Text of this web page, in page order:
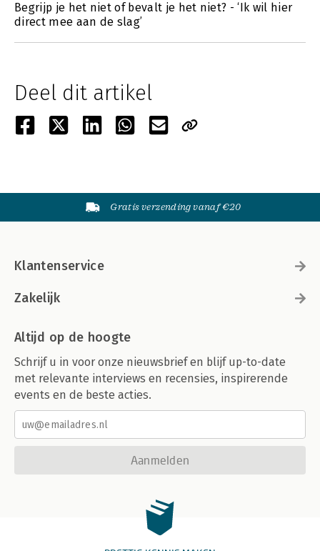
Begrijp je het niet of bevalt je het niet? - ‘Ik wil hier
direct mee aan de slag’
Deel dit artikel
Gratis verzending vanaf €20
Klantenservice
Zakelijk
Altijd op de hoogte
Schrijf u in voor onze nieuwsbrief en blijf up-to-date
met relevante interviews en recensies, inspirerende
events en de beste acties.
Aanmelden